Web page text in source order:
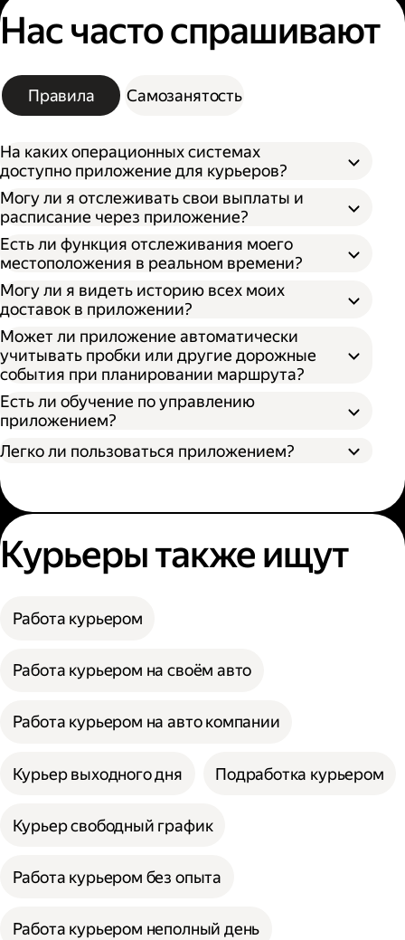
Нас часто спрашивают
Правила Самозанятость
На каких операционных системах
доступно приложение для курьеров?
Могу ли я отслеживать свои выплаты и
расписание через приложение?
Есть ли функция отслеживания моего
местоположения в реальном времени?
Могу ли я видеть историю всех моих
доставок в приложении?
Может ли приложение автоматически
учитывать пробки или другие дорожные
события при планировании маршрута?
Есть ли обучение по управлению
приложением?
Легко ли пользоваться приложением?
Курьеры также ищут
Работа курьером
Работа курьером на своём авто
Работа курьером на авто компании
Курьер выходного дня Подработка курьером
Курьер свободный график
Работа курьером без опыта
Работа курьером неполный день